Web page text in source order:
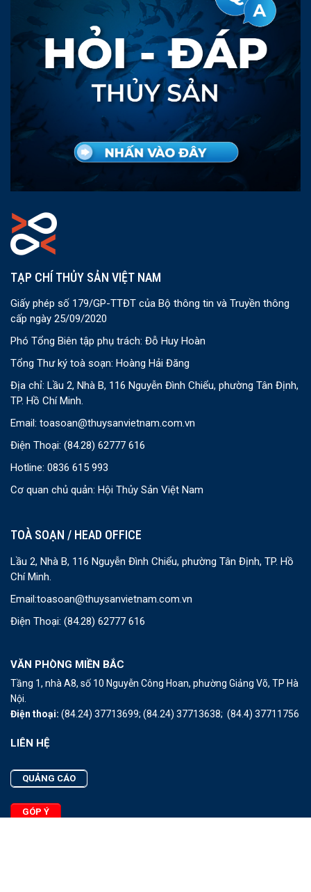
TẠP CHÍ THỦY SẢN VIỆT NAM
Giấy phép số 179/GP-TTĐT của Bộ thông tin và Truyền thông
cấp ngày 25/09/2020
Phó Tổng Biên tập phụ trách: Đỗ Huy Hoàn
Tổng Thư ký toà soạn: Hoàng Hải Đăng
Địa chỉ: Lầu 2, Nhà B, 116 Nguyễn Đình Chiểu, phường Tân Định,
TP. Hồ Chí Minh.
Email: toasoan@thuysanvietnam.com.vn
Điện Thoại: (84.28) 62777 616
Hotline: 0836 615 993
Cơ quan chủ quản: Hội Thủy Sản Việt Nam
TOÀ SOẠN / HEAD OFFICE
Lầu 2, Nhà B, 116 Nguyễn Đình Chiểu, phường Tân Định, TP. Hồ
Chí Minh.
Email:toasoan@thuysanvietnam.com.vn
Điện Thoại: (84.28) 62777 616
VĂN PHÒNG MIỀN BẮC
Tầng 1, nhà A8, số 10 Nguyễn Công Hoan, phường Giảng Võ, TP Hà
Nội.
Điện thoại: (84.24) 37713699; (84.24) 37713638; (84.4) 37711756
LIÊN HỆ
QUẢNG CÁO
GÓP Ý